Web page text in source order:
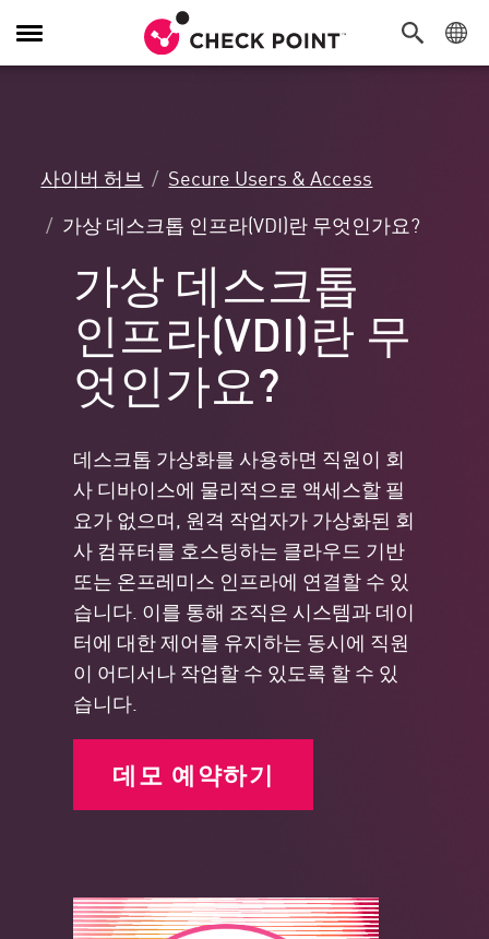
탐
색
사이버 허브
Secure Users & Access
가상 데스크톱 인프라(VDI)란 무엇인가요?
가상 데스크톱
인프라(VDI)란 무
엇인가요?
데스크톱 가상화를 사용하면 직원이 회
사 디바이스에 물리적으로 액세스할 필
요가 없으며, 원격 작업자가 가상화된 회
사 컴퓨터를 호스팅하는 클라우드 기반
또는 온프레미스 인프라에 연결할 수 있
습니다. 이를 통해 조직은 시스템과 데이
터에 대한 제어를 유지하는 동시에 직원
이 어디서나 작업할 수 있도록 할 수 있
습니다.
데모 예약하기